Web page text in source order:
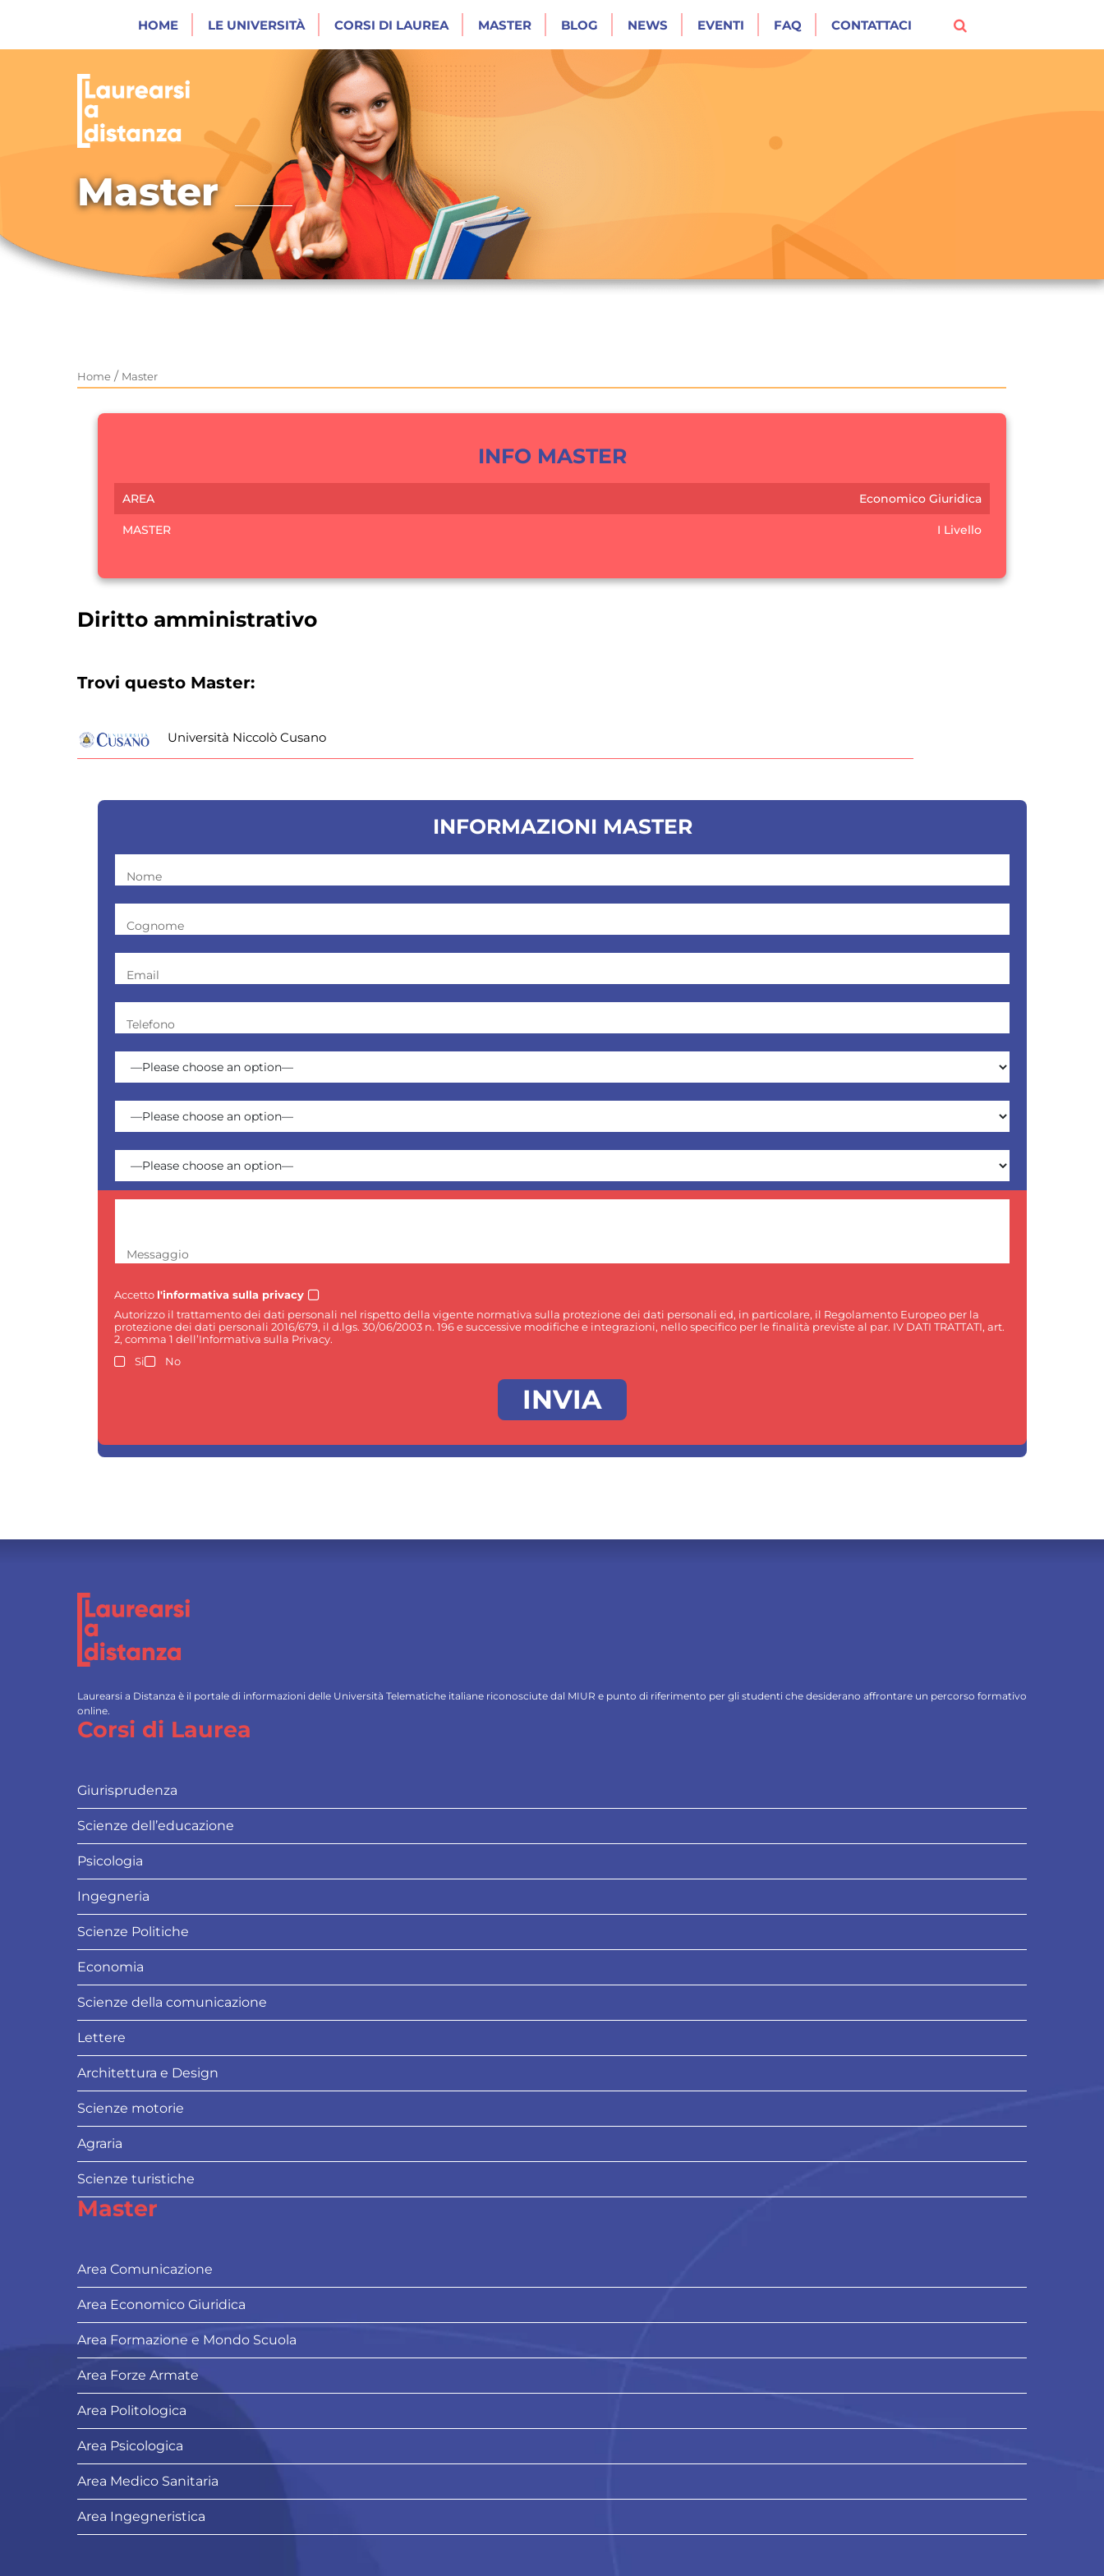
HOME LE UNIVERSITÀ CORSI DI LAUREA MASTER BLOG NEWS EVENTI FAQ CONTATTACI
Master
Home / Master
INFO MASTER
AREA Economico Giuridica
MASTER I Livello
Diritto amministrativo
Trovi questo Master:
Università Niccolò Cusano
INFORMAZIONI MASTER
Nome
Cognome
Email
Telefono
Messaggio
Accetto l'informativa sulla privacy
Autorizzo il trattamento dei dati personali nel rispetto della vigente normativa sulla protezione dei dati personali ed, in particolare, il Regolamento Europeo per la
protezione dei dati personali 2016/679, il d.lgs. 30/06/2003 n. 196 e successive modifiche e integrazioni, nello specifico per le finalità previste al par. IV DATI TRATTATI, art.
2, comma 1 dell’Informativa sulla Privacy.
Si
No
Laurearsi a Distanza è il portale di informazioni delle Università Telematiche italiane riconosciute dal MIUR e punto di riferimento per gli studenti che desiderano affrontare un percorso formativo
online.
Corsi di Laurea
Giurisprudenza
Scienze dell’educazione
Psicologia
Ingegneria
Scienze Politiche
Economia
Scienze della comunicazione
Lettere
Architettura e Design
Scienze motorie
Agraria
Scienze turistiche
Master
Area Comunicazione
Area Economico Giuridica
Area Formazione e Mondo Scuola
Area Forze Armate
Area Politologica
Area Psicologica
Area Medico Sanitaria
Area Ingegneristica